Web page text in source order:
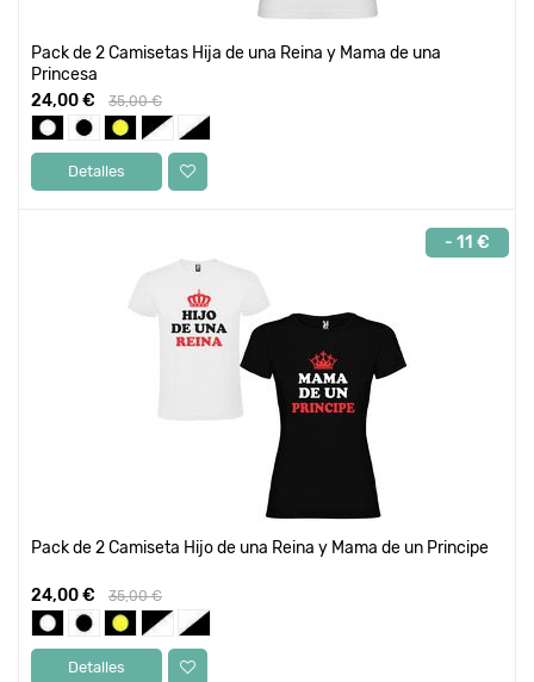
Pack de 2 Camisetas Hija de una Reina y Mama de una
Princesa
24,00 €
35,00 €
Detalles
Pack de 2 Camiseta Hijo de una Reina y Mama de un Principe
24,00 € 35,00 €
Detalles
- 11 €